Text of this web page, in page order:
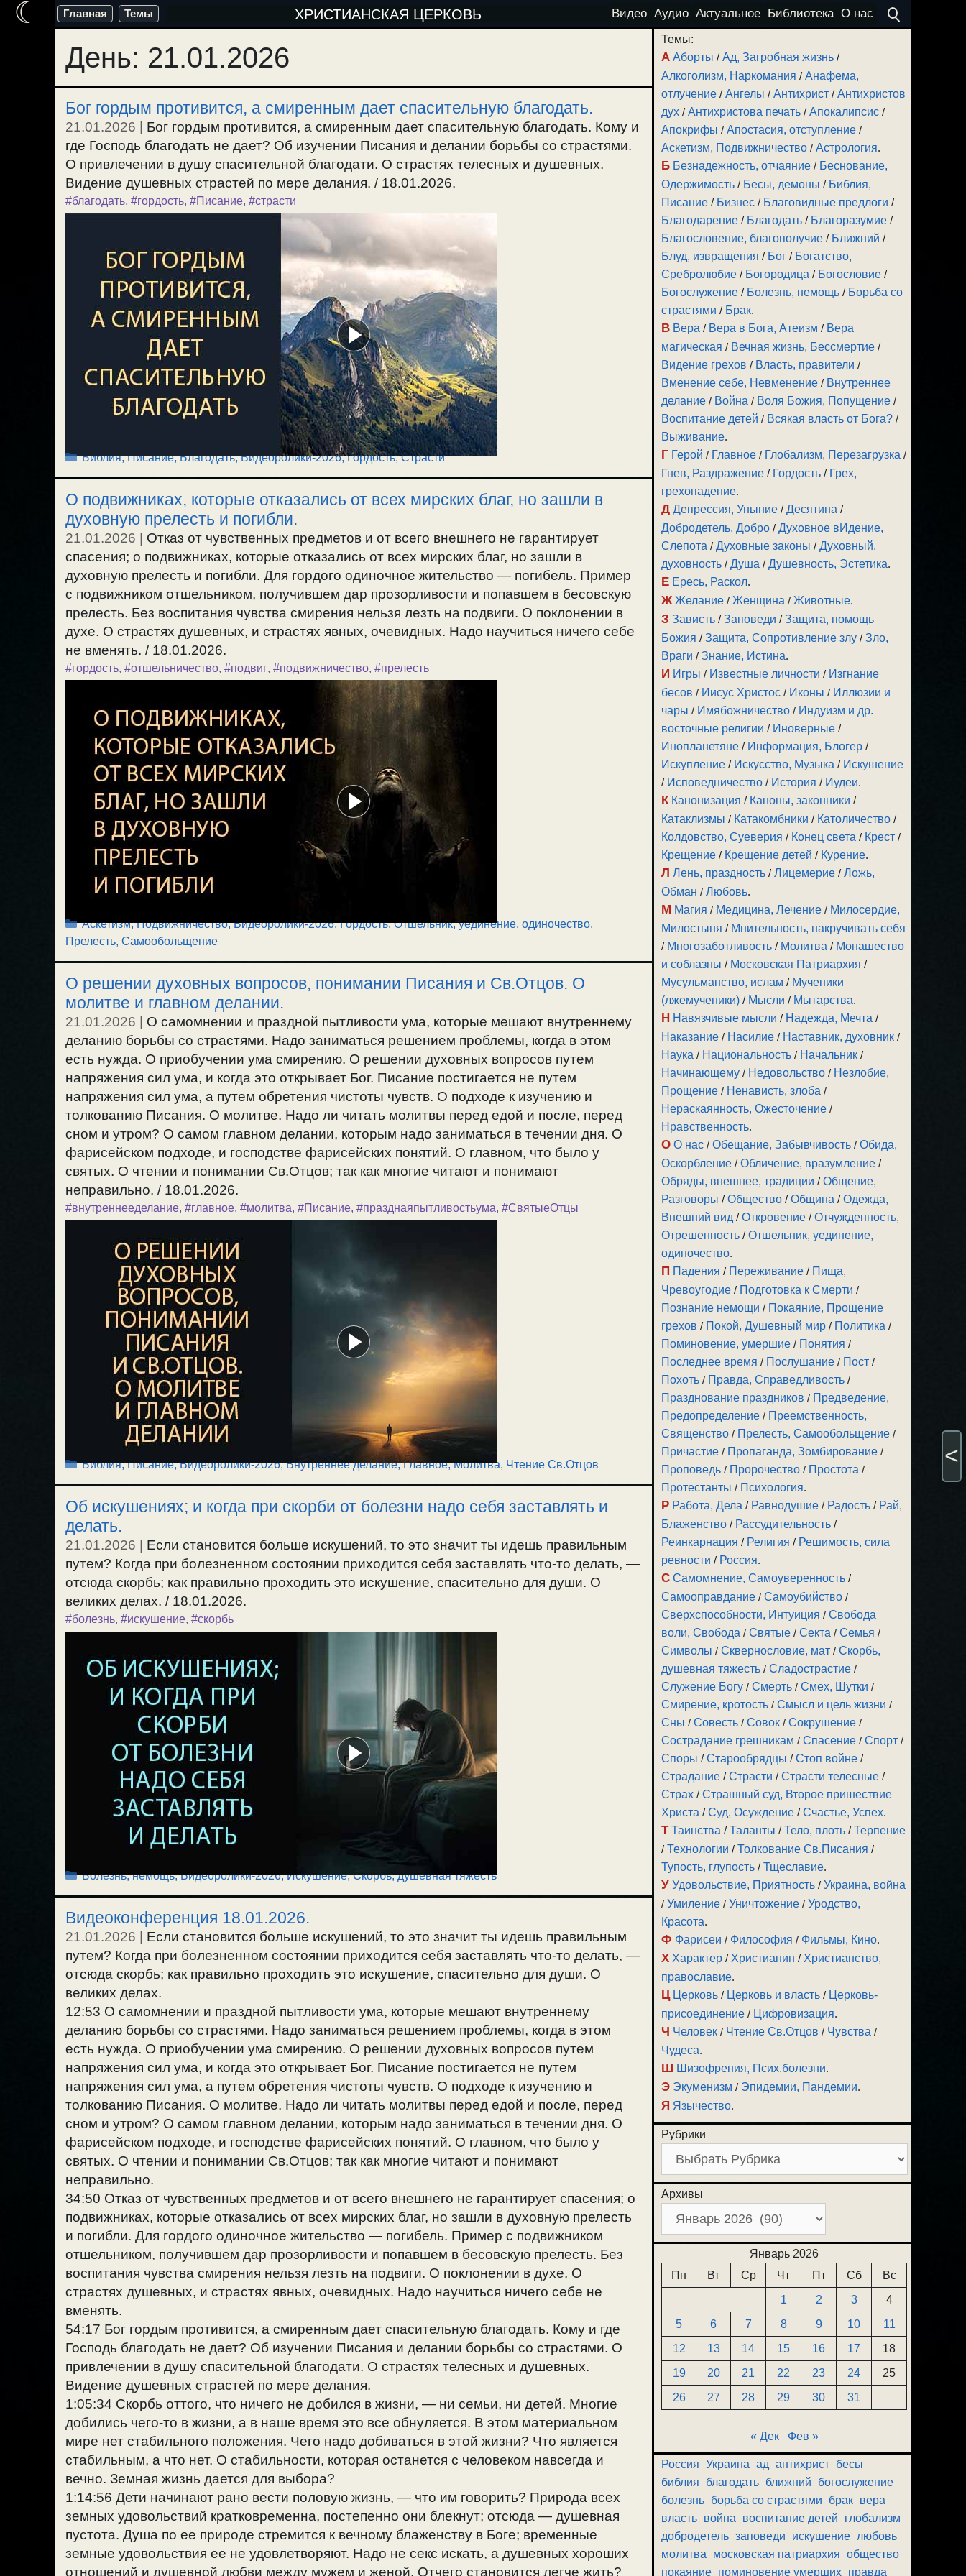
Перейти
содержимому
Главная Темы ХРИСТИАНСКАЯ ЦЕРКОВЬ Видео Аудио Актуальное Библиотека О нас
День: 21.01.2026
Бог гордым противится, а смиренным дает спасительную благодать.
21.01.2026
Бог гордым противится, а смиренным дает спасительную благодать. Кому и
где Господь благодать не дает? Об изучении Писания и делании борьбы со страстями.
О привлечении в душу спасительной благодати. О страстях телесных и душевных.
Видение душевных страстей по мере делания. / 18.01.2026.
#благодать, #гордость, #Писание, #страсти
Рубрики
Библия, Писание,Благодать,Видеоролики-2026,Гордость,Страсти
О подвижниках, которые отказались от всех мирских благ, но зашли в
духовную прелесть и погибли.
21.01.2026 | Отказ от чувственных предметов и от всего внешнего не гарантирует
спасения; о подвижниках, которые отказались от всех мирских благ, но зашли в
духовную прелесть и погибли. Для гордого одиночное жительство — погибель. Пример
с подвижником отшельником, получившем дар прозорливости и попавшем в бесовскую
прелесть. Без воспитания чувства смирения нельзя лезть на подвиги. О поклонении в
духе. О страстях душевных, и страстях явных, очевидных. Надо научиться ничего себе
не вменять. / 18.01.2026.
#гордость, #отшельничество, #подвиг, #подвижничество, #прелесть
Рубрики
Аскетизм, Подвижничество,Видеоролики-2026,Гордость,Отшельник, уединение, одиночество,
Прелесть, Самообольщение
О решении духовных вопросов, понимании Писания и Св.Отцов. О
молитве и главном делании.
21.01.2026
О самомнении и праздной пытливости ума, которые мешают внутреннему
деланию борьбы со страстями. Надо заниматься решением проблемы, когда в этом
есть нужда. О приобучении ума смирению. О решении духовных вопросов путем
напряжения сил ума, и когда это открывает Бог. Писание постигается не путем
напряжения сил ума, а путем обретения чистоты чувств. О подходе к изучению и
толкованию Писания. О молитве. Надо ли читать молитвы перед едой и после, перед
сном и утром? О самом главном делании, которым надо заниматься в течении дня. О
фарисейском подходе, и господстве фарисейских понятий. О главном, что было у
святых. О чтении и понимании Св.Отцов; так как многие читают и понимают
неправильно. / 18.01.2026.
#внутреннееделание, #главное, #молитва, #Писание, #празднаяпытливостьума, #СвятыеОтцы
Рубрики
Библия, Писание,Видеоролики-2026,Внутреннее делание,Главное,Молитва, Чтение Св.Отцов
Об искушениях; и когда при скорби от болезни надо себя заставлять и
делать.
21.01.2026
Если становится больше искушений, то это значит ты идешь правильным
путем? Когда при болезненном состоянии приходится себя заставлять что-то делать, —
отсюда скорбь; как правильно проходить это искушение, спасительно для души. О
великих делах. / 18.01.2026.
#болезнь, #искушение, #скорбь
Рубрики
Болезнь, немощь,Видеоролики-2026,Искушение,Скорбь, душевная тяжесть
Видеоконференция 18.01.2026.
21.01.2026 | Если становится больше искушений, то это значит ты идешь правильным
путем? Когда при болезненном состоянии приходится себя заставлять что-то делать, —
отсюда скорбь; как правильно проходить это искушение, спасительно для души. О
великих делах.
12:53 О самомнении и праздной пытливости ума, которые мешают внутреннему
деланию борьбы со страстями. Надо заниматься решением проблемы, когда в этом
есть нужда. О приобучении ума смирению. О решении духовных вопросов путем
напряжения сил ума, и когда это открывает Бог. Писание постигается не путем
напряжения сил ума, а путем обретения чистоты чувств. О подходе к изучению и
толкованию Писания. О молитве. Надо ли читать молитвы перед едой и после, перед
сном и утром? О самом главном делании, которым надо заниматься в течении дня. О
фарисейском подходе, и господстве фарисейских понятий. О главном, что было у
святых. О чтении и понимании Св.Отцов; так как многие читают и понимают
неправильно.
34:50 Отказ от чувственных предметов и от всего внешнего не гарантирует спасения; о
подвижниках, которые отказались от всех мирских благ, но зашли в духовную прелесть
и погибли. Для гордого одиночное жительство — погибель. Пример с подвижником
отшельником, получившем дар прозорливости и попавшем в бесовскую прелесть. Без
воспитания чувства смирения нельзя лезть на подвиги. О поклонении в духе. О
страстях душевных, и страстях явных, очевидных. Надо научиться ничего себе не
вменять.
54:17 Бог гордым противится, а смиренным дает спасительную благодать. Кому и где
Господь благодать не дает? Об изучении Писания и делании борьбы со страстями. О
привлечении в душу спасительной благодати. О страстях телесных и душевных.
Видение душевных страстей по мере делания.
1:05:34 Скорбь оттого, что ничего не добился в жизни, — ни семьи, ни детей. Многие
добились чего-то в жизни, а в наше время это все обнуляется. В этом материальном
мире нет стабильного положения. Чего надо добиваться в этой жизни? Что является
стабильным, а что нет. О стабильности, которая останется с человеком навсегда и
вечно. Земная жизнь дается для выбора?
1:14:56 Дети начинают рано вести половую жизнь, — что им говорить? Природа всех
земных удовольствий кратковременна, постепенно они блекнут; отсюда — душевная
пустота. Душа по ее природе стремится к вечному блаженству в Боге; временные
земные удовольствия ее не удовлетворяют. Надо не секс искать, а душевных хороших
отношений и душевной любви между мужем и женой. Отчего становится легче жить?
Темы:
А Аборты /Ад, Загробная жизнь /
Алкоголизм, Наркомания /Анафема,
отлучение /Ангелы /Антихрист /Антихристов
дух /Антихристова печать /Апокалипсис /
Апокрифы /Апостасия, отступление /
Аскетизм, Подвижничество /Астрология.
Б Безнадежность, отчаяние / Беснование,
Одержимость / Бесы, демоны / Библия,
Писание / Бизнес / Благовидные предлоги /
Благодарение / Благодать / Благоразумие /
Благословение, благополучие / Ближний /
Блуд, извращения / Бог / Богатство,
Сребролюбие / Богородица / Богословие /
Богослужение / Болезнь, немощь / Борьба со
страстями / Брак.
В Вера / Вера в Бога, Атеизм / Вера
магическая / Вечная жизнь, Бессмертие /
Видение грехов / Власть, правители /
Вменение себе, Невменение / Внутреннее
делание / Война / Воля Божия, Попущение /
Воспитание детей / Всякая власть от Бога? /
Выживание.
Г Герой / Главное / Глобализм, Перезагрузка /
Гнев, Раздражение / Гордость / Грех,
грехопадение.
Д Депрессия, Уныние /Десятина /
Добродетель, Добро /Духовное вИдение,
Слепота /Духовные законы /Духовный,
духовность /Душа /Душевность, Эстетика.
Е Ересь, Раскол.
Ж Желание /Женщина /Животные.
З Зависть /Заповеди /Защита, помощь
Божия /Защита, Сопротивление злу /Зло,
Враги /Знание, Истина.
И Игры / Известные личности / Изгнание
бесов / Иисус Христос / Иконы / Иллюзии и
чары / Имябожничество / Индуизм и др.
восточные религии / Иноверные /
Инопланетяне / Информация, Блогер /
Искупление / Искусство, Музыка / Искушение
/ Исповедничество / История / Иудеи.
К Канонизация / Каноны, законники /
Катаклизмы / Катакомбники / Католичество /
Колдовство, Суеверия / Конец света / Крест /
Крещение / Крещение детей / Курение.
Л Лень, праздность /Лицемерие /Ложь,
Обман /Любовь.
М Магия / Медицина, Лечение / Милосердие,
Милостыня / Мнительность, накручивать себя
/ Многозаботливость / Молитва / Монашество
и соблазны / Московская Патриархия /
Мусульманство, ислам / Мученики
(лжемученики) / Мысли / Мытарства.
Н Навязчивые мысли / Надежда, Мечта /
Наказание / Насилие / Наставник, духовник /
Наука / Национальность / Начальник /
Начинающему / Недовольство / Незлобие,
Прощение / Ненависть, злоба /
Нераскаянность, Ожесточение /
Нравственность.
О О нас /Обещание, Забывчивость /Обида,
Оскорбление /Обличение, вразумление /
Обряды, внешнее, традиции /Общение,
Разговоры /Общество /Община /Одежда,
Внешний вид /Откровение /Отчужденность,
Отрешенность /Отшельник, уединение,
одиночество.
П Падения / Переживание / Пища,
Чревоугодие / Подготовка к Смерти /
Познание немощи / Покаяние, Прощение
грехов / Покой, Душевный мир / Политика /
Поминовение, умершие / Понятия /
Последнее время / Послушание / Пост /
Похоть / Правда, Справедливость /
Празднование праздников / Предведение,
Предопределение / Преемственность,
Священство / Прелесть, Самообольщение /
Причастие / Пропаганда, Зомбирование /
Проповедь / Пророчество / Простота /
Протестанты / Психология.
Р Работа, Дела / Равнодушие / Радость / Рай,
Блаженство / Рассудительность /
Реинкарнация / Религия / Решимость, сила
ревности / Россия.
С Самомнение, Самоуверенность /
Самооправдание /Самоубийство /
Сверхспособности, Интуиция /Свобода
воли, Свобода /Святые /Секта /Семья /
Символы /Сквернословие, мат /Скорбь,
душевная тяжесть /Сладострастие /
Служение Богу /Смерть /Смех, Шутки /
Смирение, кротость /Смысл и цель жизни /
Сны /Совесть /Совок /Сокрушение /
Сострадание грешникам /Спасение /Спорт /
Споры /Старообрядцы /Стоп войне /
Страдание /Страсти /Страсти телесные /
Страх /Страшный суд, Второе пришествие
Христа /Суд, Осуждение /Счастье, Успех.
Т Таинства /Таланты /Тело, плоть /Терпение
/Технологии /Толкование Св.Писания /
Тупость, глупость /Тщеславие.
У Удовольствие, Приятность /Украина, война
/Умиление /Уничтожение /Уродство,
Красота.
Ф Фарисеи / Философия / Фильмы, Кино.
Х Характер / Христианин / Христианство,
православие.
Ц Церковь / Церковь и власть / Церковь-
присоединение / Цифровизация.
Ч Человек / Чтение Св.Отцов / Чувства /
Чудеса.
Ш Шизофрения, Псих.болезни.
Э Экуменизм / Эпидемии, Пандемии.
Я Язычество.
Рубрики
Архивы
Январь 2026
Пн
Вт Ср Чт Пт Сб
Вс
1
2 3
4
5
6 7 8 9 10
11
12
13 14 15 16 17
18
19
20 21 22 23 24
25
26
27 28 29 30 31
« Дек Фев »
Россия Украина ад антихрист бесы
библия
благодать ближний
богослужение
болезнь борьба со страстями брак вера
власть война воспитание детей
глобализм
добродетель заповеди искушение любовь
молитва
московская патриархия
общество
покаяние поминовение умерших правда
☾
<